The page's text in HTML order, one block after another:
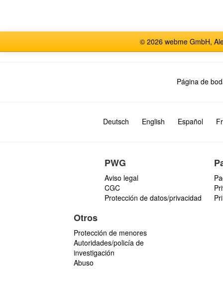
© 2026 webme GmbH,
Página de
Deutsch English Español
PWG
Aviso legal
CGC
Protección de datos/privacidad
Otros
Protección de menores
Autoridades/policía de
investigación
Abuso